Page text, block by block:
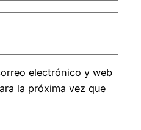
electrónico y web
la próxima vez que